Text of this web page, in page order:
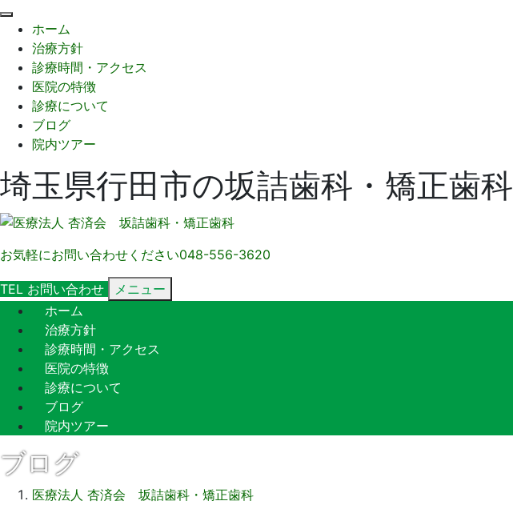
ホーム
治療方針
診療時間・アクセス
医院の特徴
診療について
ブログ
院内ツアー
埼玉県行田市の坂詰歯科・矯正歯科
お気軽にお問い合わせください048-556-3620
TEL お問い合わせ
メニュー
ホーム
治療方針
診療時間・アクセス
医院の特徴
診療について
ブログ
院内ツアー
ブログ
医療法人 杏済会 坂詰歯科・矯正歯科